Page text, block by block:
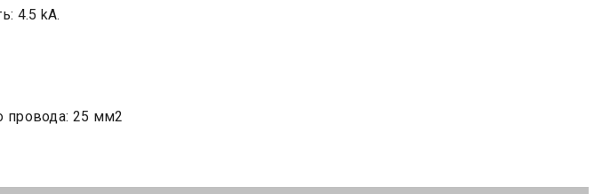
4.5 kA.
провода: 25 мм2